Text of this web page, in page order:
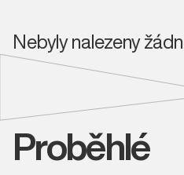
Nebyly nalezeny
Proběhlé